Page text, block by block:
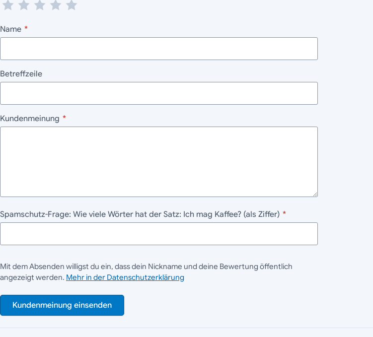
Name *
Betreffzeile
Kundenmeinung *
Spamschutz-Frage: Wie viele Wörter hat der Satz: Ich mag Kaffee? (als Ziffer) *
Mit dem Absenden willigst du ein, dass dein Nickname und deine Bewertung öffentlich
angezeigt werden. Mehr in der Datenschutzerklärung
Kundenmeinung einsenden